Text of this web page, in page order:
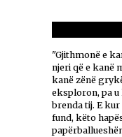
"Gjithmonë e
njeri që e kanë
kanë zënë
eksploron, pa u
brenda tij. E
fund, këto